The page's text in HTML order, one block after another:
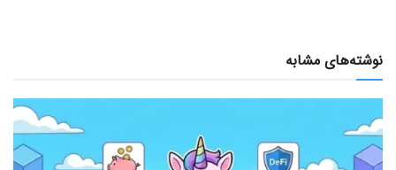
نوشته‌های مشابه